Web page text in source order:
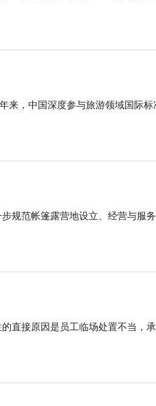
来，中国深度参与旅游领域国际标
规范帐篷露营地设立、经营与服
直接原因是员工临场处置不当，